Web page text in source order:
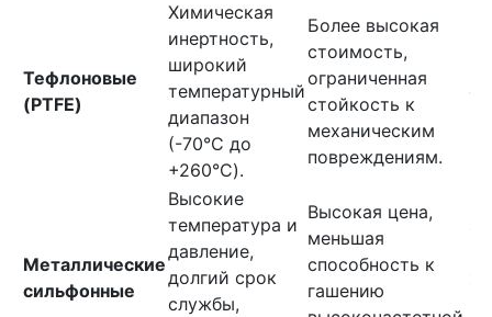
Тефлоновые
(PTFE)
Химическая
инертность,
широкий
температурный
диапазон
(-70°C до
+260°C).
Более высокая
стоимость,
ограниченная
стойкость к
механическим
повреждениям.
Металлические
сильфонные
Высокие
температура и
давление,
долгий срок
службы,
Высокая цена,
меньшая
способность к
гашению